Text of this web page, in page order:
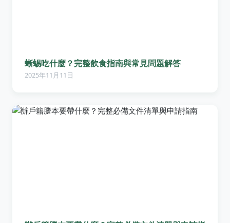
蜥蜴吃什麼？完整飲食指南與常見問題解答
2025年11月11日